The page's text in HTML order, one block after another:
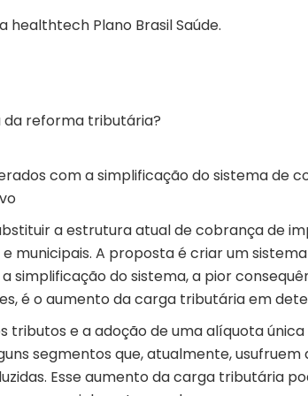
healthtech Plano Brasil Saúde.
da reforma tributária?
com a simplificação do sistema de
a estrutura atual de cobrança de
municipais. A proposta é criar um
simplificação do sistema, a pior
é o aumento da carga tributária em
tributos e a adoção de uma alíquota
segmentos que, atualmente, usufruem
Esse aumento da carga tributária